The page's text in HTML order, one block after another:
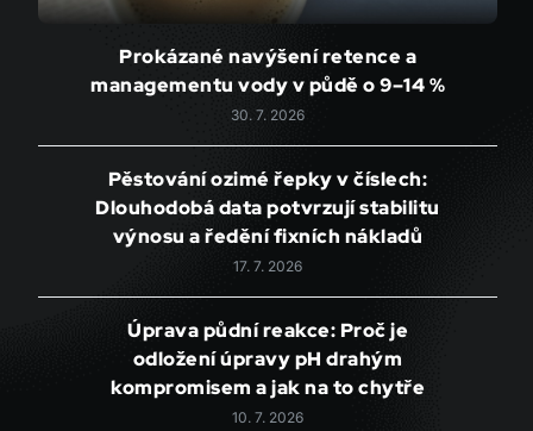
Prokázané navýšení retence a
managementu vody v půdě o 9–14 %
30. 7. 2026
Pěstování ozimé řepky v číslech:
Dlouhodobá data potvrzují stabilitu
výnosu a ředění fixních nákladů
17. 7. 2026
Úprava půdní reakce: Proč je
odložení úpravy pH drahým
kompromisem a jak na to chytře
10. 7. 2026